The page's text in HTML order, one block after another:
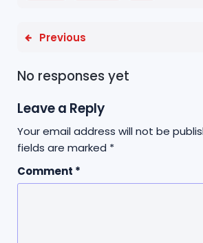
Previous
No responses yet
Leave a Reply
Your email address will not be
fields are marked *
Comment *